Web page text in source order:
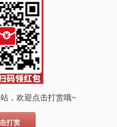
，欢迎点击打赏哦~
打赏